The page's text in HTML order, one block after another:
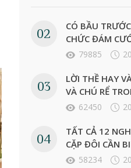
CÓ BẦU
CHỨC ĐÁM
79885
LỜI THỀ HAY
VÀ CHÚ RỂ
62450
TẤT CẢ 12
CẶP ĐÔI CẦN
58234